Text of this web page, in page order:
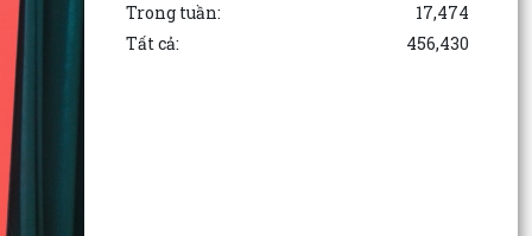
Dự kiến thu hoạch 60.000 tấn vải
Trong tuần:
17,474
Tất cả:
456,430